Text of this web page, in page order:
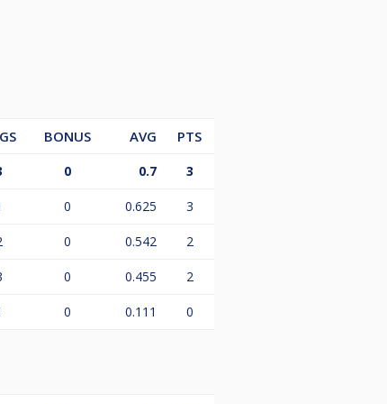
er den Jackpotanteil des
BONUS AVG
PTS
0 0.7 3
0 0.625 3
0 0.542 2
0 0.455 2
0 0.111 0